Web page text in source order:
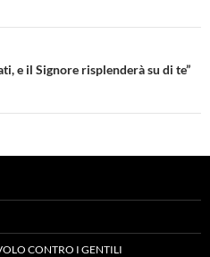
e il Signore risplenderà su di te”
CONTRO I GENTILI